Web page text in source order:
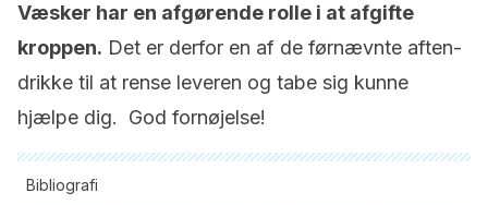
Væsker har en afgørende rolle i at afgifte
kroppen. Det er derfor en af de førnævnte aften-
drikke til at rense leveren og tabe sig kunne
hjælpe dig. God fornøjelse!
Bibliografi